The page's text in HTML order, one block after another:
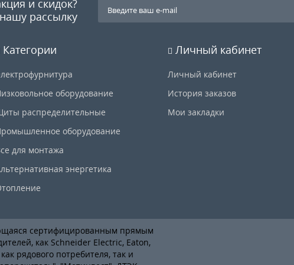
и скидок?
рассылку
Категории
оборудование
распределительные
оборудование
для монтажа
энергетика
Личный кабинет
Личный кабинет
История заказов
Мои закладки
сертифицированным прямым
как Schneider Electric, Eaton,
рядового потребителя, так и